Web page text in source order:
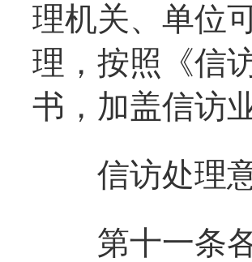
理机关、单位
理，按照《信
书，加盖信访
信访处理意
第十一条各